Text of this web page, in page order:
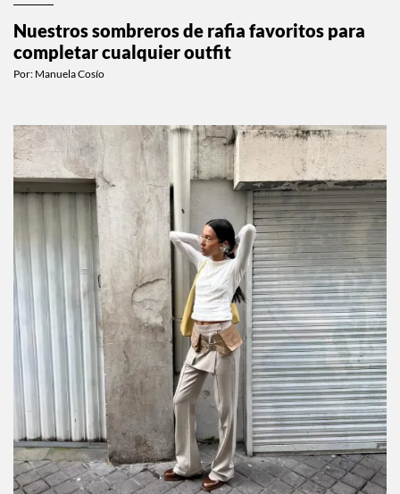
Nuestros sombreros de rafia favoritos para
completar cualquier outfit
Por: Manuela Cosío